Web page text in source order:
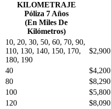
KILOMETRAJE
Póliza 7 Años
(En Miles De
Kilómetros)
10, 20, 30, 50, 60, 70, 90,
110, 130, 140, 150, 170,
180, 190
$2,900
40
$4,200
80
$8,290
100
$5,800
120
$8,090